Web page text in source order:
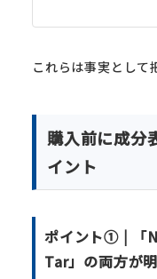
これらは事実として
購入前に成分
イント
ポイント① | 「
Tar」の両方が